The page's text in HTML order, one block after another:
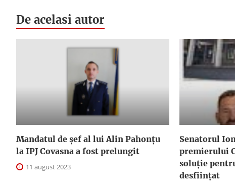
De acelasi autor
Mandatul de șef al lui Alin Pahonțu
la IPJ Covasna a fost prelungit
11 august 2023
Senatorul
premierului
soluție
desființat